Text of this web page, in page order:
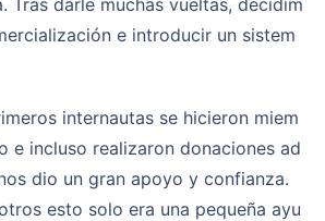
e introducir un sistem
e incluso realizaron donaciones ad
dio un gran apoyo y confianza.
esto solo era una pequeña ayu